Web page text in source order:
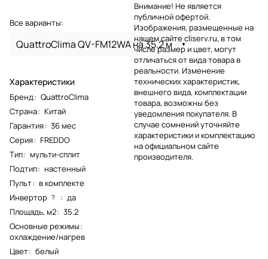
Все варианты:
QuattroClima QV-FM12WA на 35.2 м
Характеристики
Бренд: QuattroClima
Страна: Китай
Гарантия: 36 мес
Серия: FREDDO
Тип: мульти-сплит
Подтип: настенный
Пульт: в комплекте
Инвертор ? : да
Площадь, м2: 35.2
Основные режимы:
охлаждение/нагрев
Цвет: белый
Внимание! Не является
публичной офертой.
Изображения, размещенные на
нашем сайте cliserv.ru, в том
числе размер и цвет, могут
отличаться от вида товара в
реальности. Изменение
технических характеристик,
внешнего вида, комплектации
товара, возможны без
уведомления покупателя. В
случае сомнений уточняйте
характеристики и комплектацию
на официальном сайте
производителя.